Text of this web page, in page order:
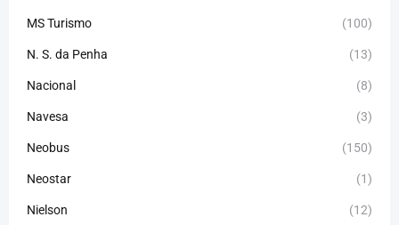
MS Turismo (100)
N. S. da Penha (13)
Nacional (8)
Navesa (3)
Neobus (150)
Neostar (1)
Nielson (12)